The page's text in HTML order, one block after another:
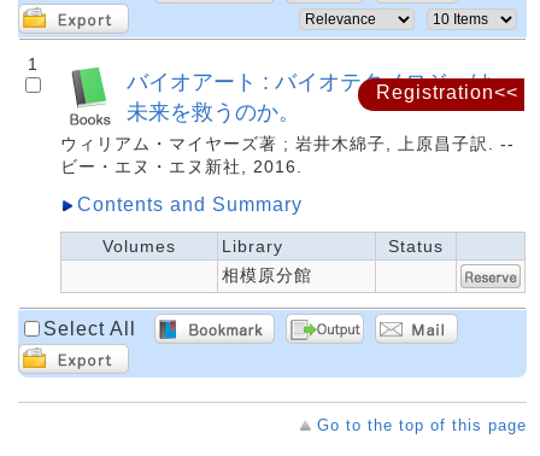
Registration<<
1
バイオアート : バイオテクノロジーは
未来を救うのか。
ウィリアム・マイヤーズ著 ; 岩井木綿子, 上原昌子訳. --
ビー・エヌ・エヌ新社, 2016.
Contents and Summary
Volumes Library
Status
相模原分館
Select All
Go to the top of this page